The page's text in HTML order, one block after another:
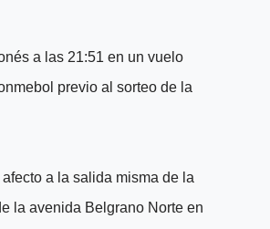
a las 21:51 en un vuelo
previo al sorteo de la
a la salida misma de la
la avenida Belgrano Norte en